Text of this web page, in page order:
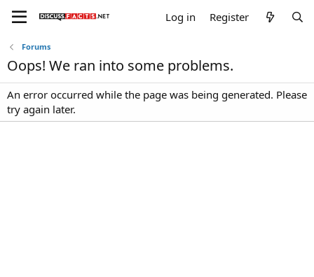
Log in Register
Forums
Oops! We ran into some problems.
An error occurred while the page was being generated. Please
try again later.